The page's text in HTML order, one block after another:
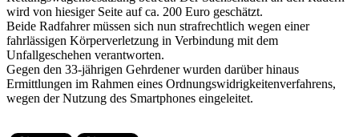
wird von hiesiger Seite auf ca. 200 Euro geschätzt.
Beide Radfahrer müssen sich nun strafrechtlich wegen einer
fahrlässigen Körperverletzung in Verbindung mit dem
Unfallgeschehen verantworten.
Gegen den 33-jährigen Gehrdener wurden darüber hinaus
Ermittlungen im Rahmen eines Ordnungswidrigkeitenverfahrens,
wegen der Nutzung des Smartphones eingeleitet.